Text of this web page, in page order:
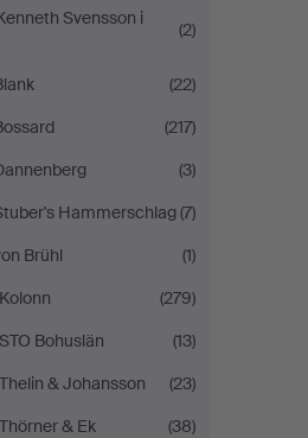
Svensson i
(2)
(22)
(217)
(3)
Hammerschlag(7)
Brühl
(1)
(279)
Bohuslän
(13)
& Johansson
(23)
& Ek
(38)